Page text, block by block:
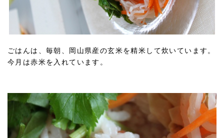
ごはんは、毎朝、岡山県産の玄米を精米して炊いています。
今月は赤米を入れています。